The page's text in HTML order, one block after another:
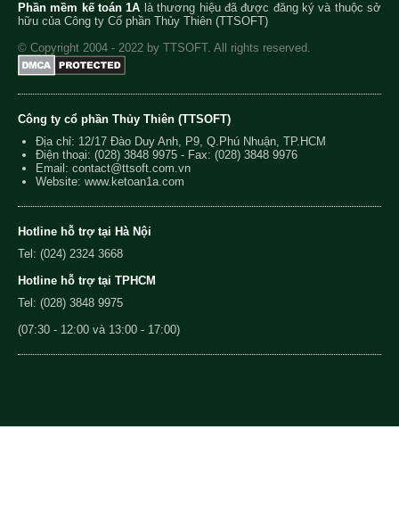
Phần mềm kế toán 1A là thương hiệu đã được đăng ký và thuộc sở
hữu của Công ty Cổ phần Thủy Thiên (TTSOFT)
© Copyright 2004 - 2022 by TTSOFT. All rights reserved.
Công ty cổ phần Thủy Thiên (TTSOFT)
Địa chỉ: 12/17 Đào Duy Anh, P9, Q.Phú Nhuận, TP.HCM
Điện thoại: (028) 3848 9975 - Fax: (028) 3848 9976
Email: contact@ttsoft.com.vn
Website: www.ketoan1a.com
Hotline hỗ trợ tại Hà Nội
Tel: (024) 2324 3668
Hotline hỗ trợ tại TPHCM
Tel: (028) 3848 9975
(07:30 - 12:00 và 13:00 - 17:00)